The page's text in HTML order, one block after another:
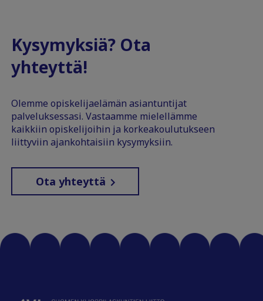
Kysymyksiä? Ota
yhteyttä!
Olemme opiskelijaelämän asiantuntijat
palveluksessasi. Vastaamme mielellämme
kaikkiin opiskelijoihin ja korkeakoulutukseen
liittyviin ajankohtaisiin kysymyksiin.
Ota yhteyttä